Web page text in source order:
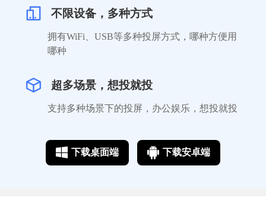
不限设备，多种方式
拥有WiFi、USB等多种投屏方式，哪种方便用
哪种
超多场景，想投就投
支持多种场景下的投屏，办公娱乐，想投就投
下载桌面端 下载安卓端
容易懂，必须给个赞。
相比其他投屏软件更便捷，基本支持任何视